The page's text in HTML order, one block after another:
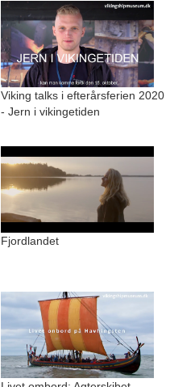
Viking talks i efterårsferien 2020
- Jern i vikingetiden
Fjordlandet